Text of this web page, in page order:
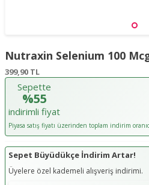
Nutraxin Selenium 100
399,90 TL
Sepette
%55
indirimli fiyat
Piyasa satış fiyatı üzerinden toplam indirim
Sepet Büyüdükçe İndirim Artar!
Üyelere özel kademeli alışveriş indirimi.